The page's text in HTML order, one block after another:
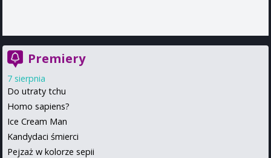
Premiery
7 sierpnia
Do utraty tchu
Homo sapiens?
Ice Cream Man
Kandydaci śmierci
Pejzaż w kolorze sepii